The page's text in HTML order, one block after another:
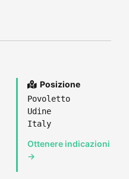
Posizione
Povoletto
Udine
Italy
Ottenere indicazioni
→